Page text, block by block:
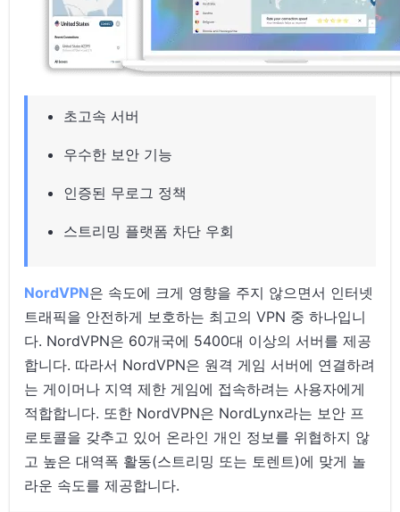
초고속 서버
우수한 보안 기능
인증된 무로그 정책
스트리밍 플랫폼 차단 우회
NordVPN은 속도에 크게 영향을 주지 않으면서 인터넷
트래픽을 안전하게 보호하는 최고의 VPN 중 하나입니
다. NordVPN은 60개국에 5400대 이상의 서버를 제공
합니다. 따라서 NordVPN은 원격 게임 서버에 연결하려
는 게이머나 지역 제한 게임에 접속하려는 사용자에게
적합합니다. 또한 NordVPN은 NordLynx라는 보안 프
로토콜을 갖추고 있어 온라인 개인 정보를 위협하지 않
고 높은 대역폭 활동(스트리밍 또는 토렌트)에 맞게 놀
라운 속도를 제공합니다.